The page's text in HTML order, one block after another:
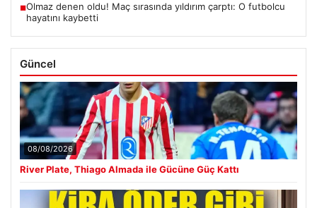
■Olmaz denen oldu! Maç sırasında yıldırım çarptı: O futbolcu
hayatını kaybetti
Güncel
08/08/2026
River Plate, Thiago Almada ile Gücüne Güç Kattı